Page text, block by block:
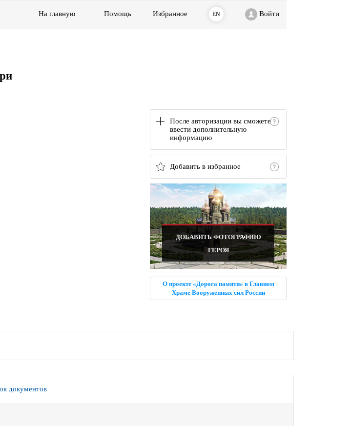
На главную Помощь Избранное EN Войти
После авторизации вы сможете
ввести дополнительную
информацию
Добавить в избранное
ДОБАВИТЬ ФОТОГРАФИЮ
ГЕРОЯ
О проекте «Дорога памяти» в Главном
Храме Вооруженных сил России
документов